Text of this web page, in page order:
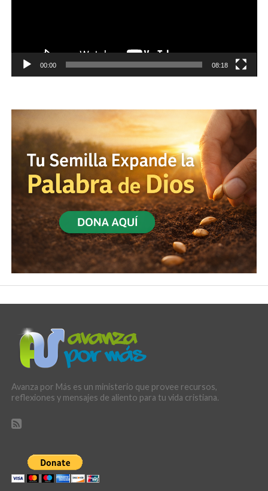
00:00 08:18
Avanza por Más es un ministerio que provee recursos,
reflexiones y mensajes de aliento para tu vida cristiana.